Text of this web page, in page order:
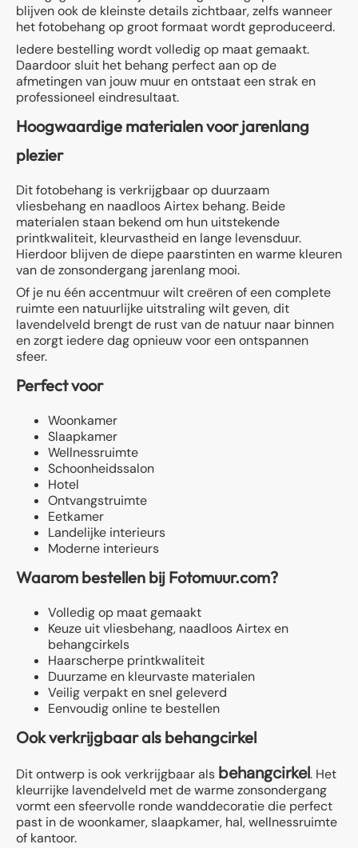
blijven ook de kleinste details zichtbaar, zelfs wanneer
het fotobehang op groot formaat wordt geproduceerd.
Iedere bestelling wordt volledig op maat gemaakt.
Daardoor sluit het behang perfect aan op de
afmetingen van jouw muur en ontstaat een strak en
professioneel eindresultaat.
Hoogwaardige materialen voor jarenlang
plezier
Dit fotobehang is verkrijgbaar op duurzaam
vliesbehang en naadloos Airtex behang. Beide
materialen staan bekend om hun uitstekende
printkwaliteit, kleurvastheid en lange levensduur.
Hierdoor blijven de diepe paarstinten en warme kleuren
van de zonsondergang jarenlang mooi.
Of je nu één accentmuur wilt creëren of een complete
ruimte een natuurlijke uitstraling wilt geven, dit
lavendelveld brengt de rust van de natuur naar binnen
en zorgt iedere dag opnieuw voor een ontspannen
sfeer.
Perfect voor
Woonkamer
Slaapkamer
Wellnessruimte
Schoonheidssalon
Hotel
Ontvangstruimte
Eetkamer
Landelijke interieurs
Moderne interieurs
Waarom bestellen bij Fotomuur.com?
Volledig op maat gemaakt
Keuze uit vliesbehang, naadloos Airtex en
behangcirkels
Haarscherpe printkwaliteit
Duurzame en kleurvaste materialen
Veilig verpakt en snel geleverd
Eenvoudig online te bestellen
Ook verkrijgbaar als behangcirkel
Dit ontwerp is ook verkrijgbaar als behangcirkel. Het
kleurrijke lavendelveld met de warme zonsondergang
vormt een sfeervolle ronde wanddecoratie die perfect
past in de woonkamer, slaapkamer, hal, wellnessruimte
of kantoor.